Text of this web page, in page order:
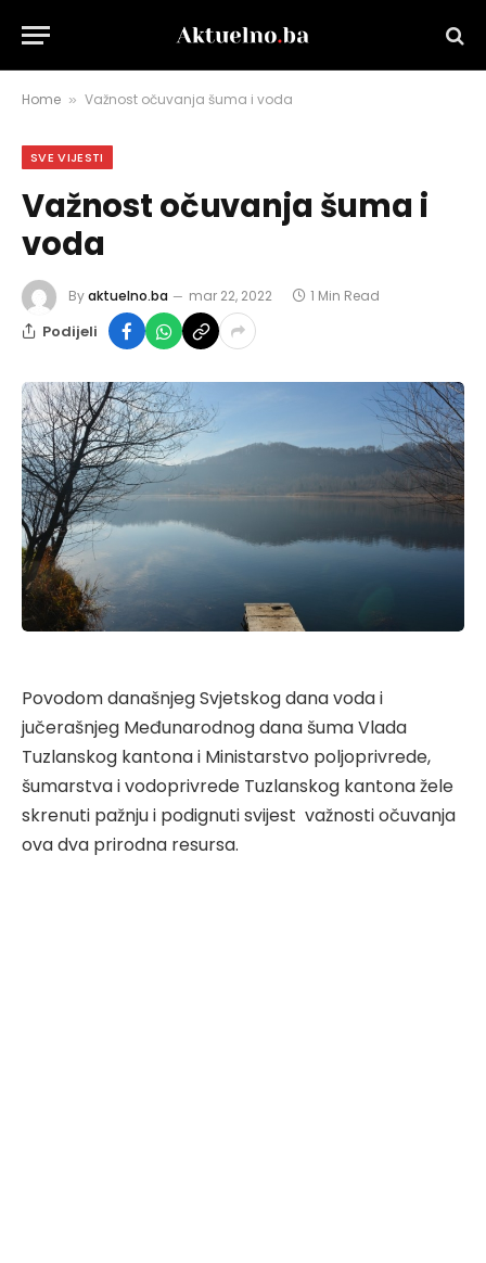
Home » Važnost očuvanja šuma i voda
SVE VIJESTI
Važnost očuvanja šuma i
voda
Byaktuelno.ba mar 22, 2022 1 Min Read
Podijeli
Povodom današnjeg Svjetskog dana voda i
jučerašnjeg Međunarodnog dana šuma Vlada
Tuzlanskog kantona i Ministarstvo poljoprivrede,
šumarstva i vodoprivrede Tuzlanskog kantona žele
skrenuti pažnju i podignuti svijest važnosti očuvanja
ova dva prirodna resursa.